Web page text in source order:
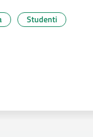
Studenti